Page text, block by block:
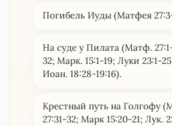
Погибель Иуды (Матфея
На суде у Пилата (Матф.
32; Марк. 15:1-19; Луки 23:1-
Иоан. 18:28-19:16).
Крестный путь на Голгофу
27:31-32; Марк 15:20-21; Лук.